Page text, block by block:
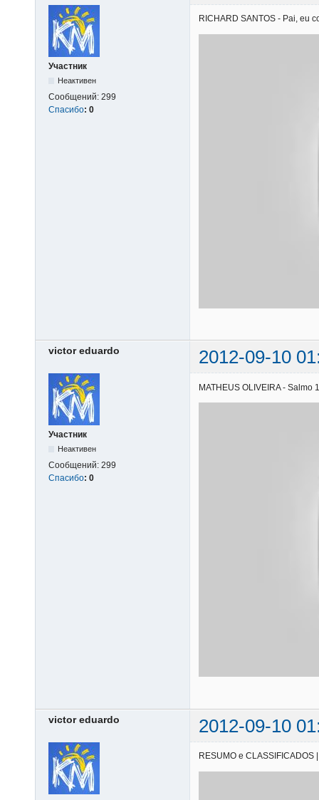
Участник
Неактивен
Сообщений: 299
Спасибо: 0
RICHARD SANTOS - Pai, eu
victor eduardo 2012-09-10
Участник
Неактивен
Сообщений: 299
Спасибо: 0
MATHEUS OLIVEIRA - Salmo
victor eduardo 2012-09-10
RESUMO e